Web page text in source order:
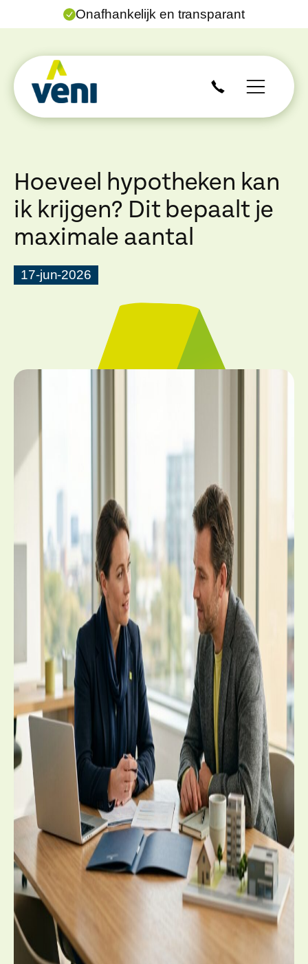
Onafhankelijk en transparant
Hoeveel hypotheken kan
ik krijgen? Dit bepaalt je
maximale aantal
17-jun-2026